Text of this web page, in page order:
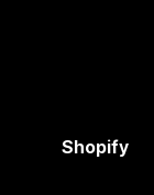
Shopify